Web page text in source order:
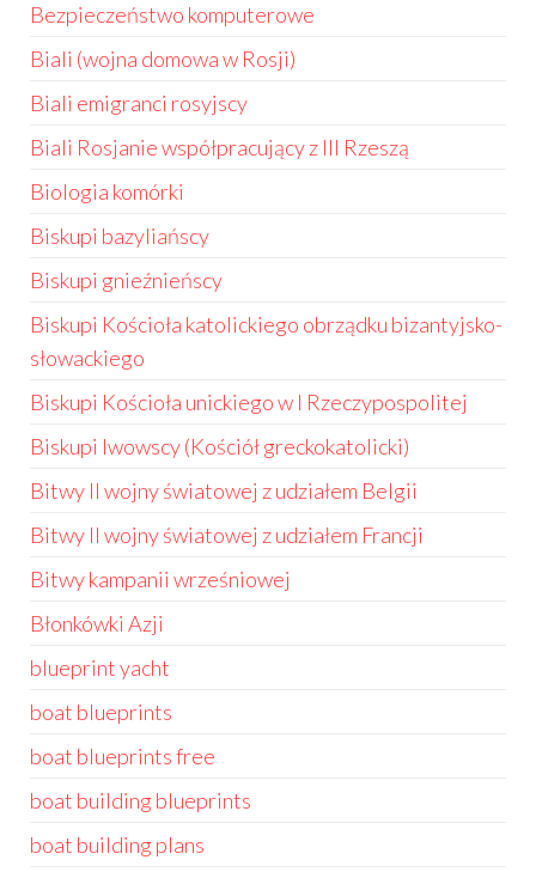
Bezpieczeństwo komputerowe
Biali (wojna domowa w Rosji)
Biali emigranci rosyjscy
Biali Rosjanie współpracujący z III Rzeszą
Biologia komórki
Biskupi bazyliańscy
Biskupi gnieźnieńscy
Biskupi Kościoła katolickiego obrządku bizantyjsko-
słowackiego
Biskupi Kościoła unickiego w I Rzeczypospolitej
Biskupi lwowscy (Kościół greckokatolicki)
Bitwy II wojny światowej z udziałem Belgii
Bitwy II wojny światowej z udziałem Francji
Bitwy kampanii wrześniowej
Błonkówki Azji
blueprint yacht
boat blueprints
boat blueprints free
boat building blueprints
boat building plans